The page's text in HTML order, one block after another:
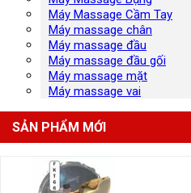
Máy Massage Cầm Tay
Máy massage chân
Máy massage đầu
Máy massage đầu gối
Máy massage mặt
Máy massage vai
SẢN PHẨM MỚI